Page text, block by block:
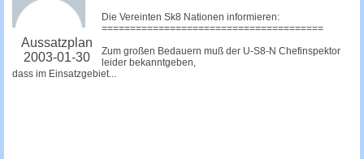
Aussatzplan
2003-01-30
Die Vereinten Sk8 Nationen informieren:
=======================================
Zum großen Bedauern muß der U-S8-N Chefinspektor
leider bekanntgeben,
dass im Einsatzgebiet...